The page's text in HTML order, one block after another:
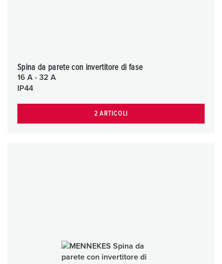
Spina da parete con invertitore di fase
16 A - 32 A
IP44
2 ARTICOLI